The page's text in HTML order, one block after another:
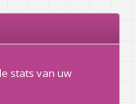
stats van uw